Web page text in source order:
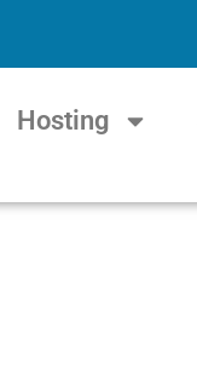
Hosting